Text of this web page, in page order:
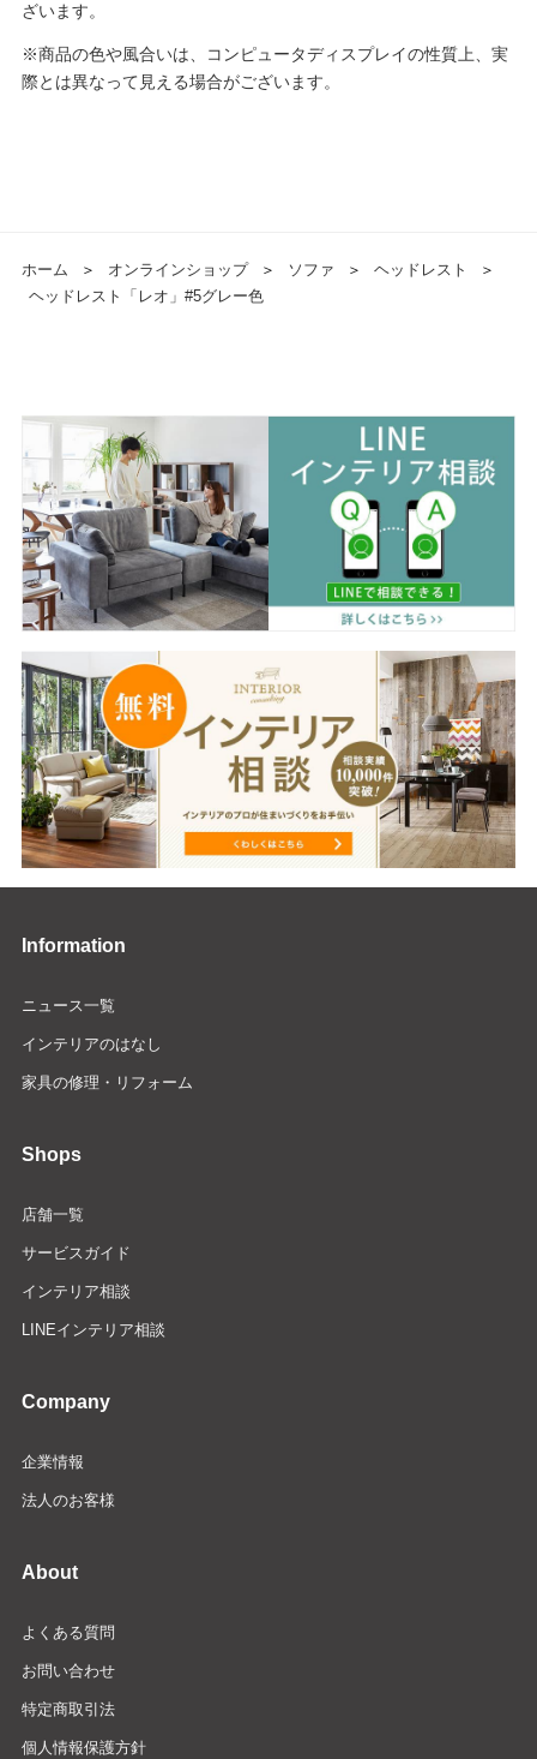
ざいます。
※商品の色や風合いは、コンピュータディスプレイの性質上、実
際とは異なって見える場合がございます。
ホーム ＞ オンラインショップ ＞ ソファ ＞ ヘッドレスト
＞
ヘッドレスト「レオ」#5グレー色
Information
ニュース一覧
インテリアのはなし
家具の修理・リフォーム
Shops
店舗一覧
サービスガイド
インテリア相談
LINEインテリア相談
Company
企業情報
法人のお客様
About
よくある質問
お問い合わせ
特定商取引法
個人情報保護方針